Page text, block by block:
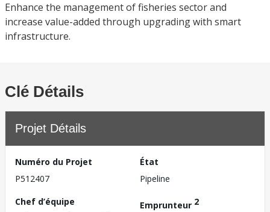
Enhance the management of fisheries sector and
increase value-added through upgrading with smart
infrastructure.
Clé Détails
Projet Détails
Numéro du Projet
P512407
État
Pipeline
Chef d’équipe
Emprunteur 2